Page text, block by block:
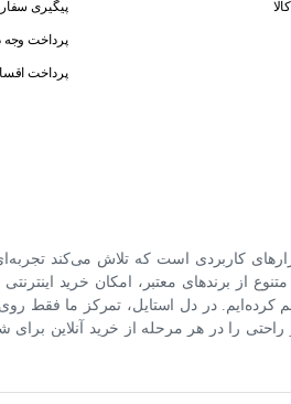
پیگیری
پرداخت وجه
پرداخت
کاربردی است که تلاش می‌کند
از برندهای معتبر، امکان خرید اینترنتی
کرده‌ایم. در دل استایل، تمرکز ما فقط
را در هر مرحله از خرید آنلاین برای